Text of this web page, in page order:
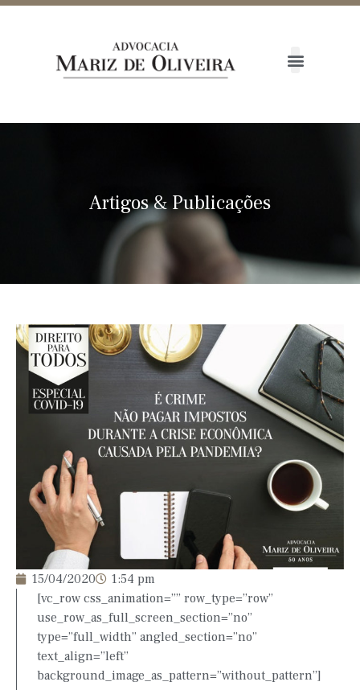
Artigos&Publicações
15/04/2020
1:54 pm
[vc_row css_animation=”” row_type=”row”
use_row_as_full_screen_section=”no”
type=”full_width” angled_section=”no”
text_align=”left”
background_image_as_pattern=”without_pattern”]